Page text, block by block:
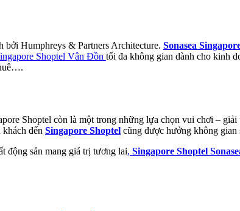
bởi Humphreys & Partners Architecture. Sonasea
Shoptel Vân Đồn tối đa không gian dành cho kinh
Shoptel còn là một trong những lựa chọn vui chơi –
khách đến Singapore Shoptel cũng được hưởng không gian
động sản mang giá trị tương lai, Singapore Shoptel